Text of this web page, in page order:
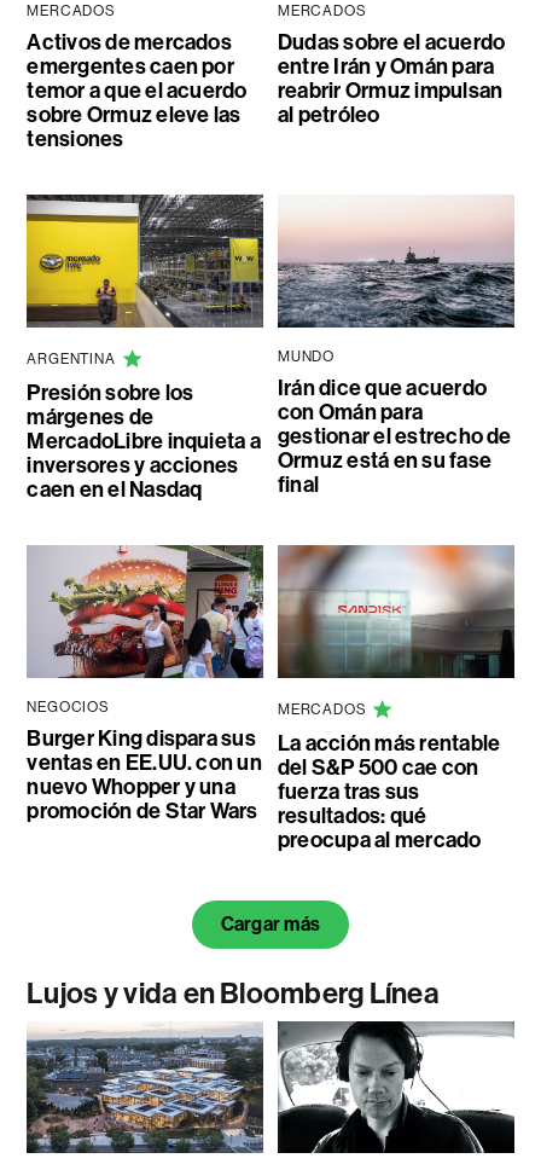
MERCADOS
Activos de mercados
emergentes caen por
temor a que el acuerdo
sobre Ormuz eleve las
tensiones
MERCADOS
Dudas sobre el acuerdo
entre Irán y Omán para
reabrir Ormuz impulsan
al petróleo
ARGENTINA
Presión sobre los
márgenes de
MercadoLibre inquieta a
inversores y acciones
caen en el Nasdaq
MUNDO
Irán dice que acuerdo
con Omán para
gestionar el estrecho de
Ormuz está en su fase
final
NEGOCIOS
Burger King dispara sus
ventas en EE.UU. con un
nuevo Whopper y una
promoción de Star Wars
MERCADOS
La acción más rentable
del S&P 500 cae con
fuerza tras sus
resultados: qué
preocupa al mercado
Cargar más
Lujos y vida en Bloomberg Línea